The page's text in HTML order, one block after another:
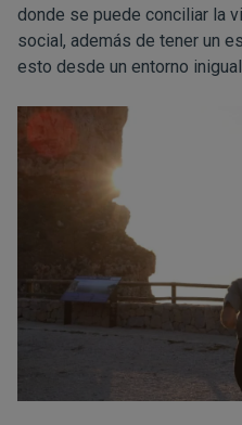
donde se puede conciliar la
social, además de tener un
esto desde un entorno